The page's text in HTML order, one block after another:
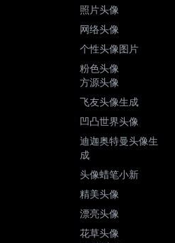
照片头像
网络头像
个性头像图片
粉色头像
方源头像
飞友头像生成
凹凸世界头像
迪迦奥特曼头像生
成
头像蜡笔小新
精美头像
漂亮头像
花草头像